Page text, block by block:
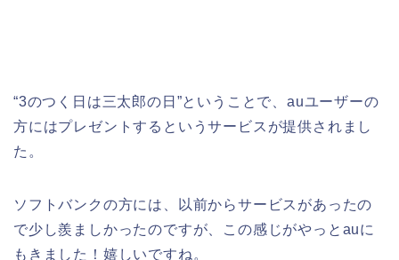
“3のつく日は三太郎の日”ということで、auユーザーの
方にはプレゼントするというサービスが提供されまし
た。
ソフトバンクの方には、以前からサービスがあったの
で少し羨ましかったのですが、この感じがやっとauに
もきました！嬉しいですね。